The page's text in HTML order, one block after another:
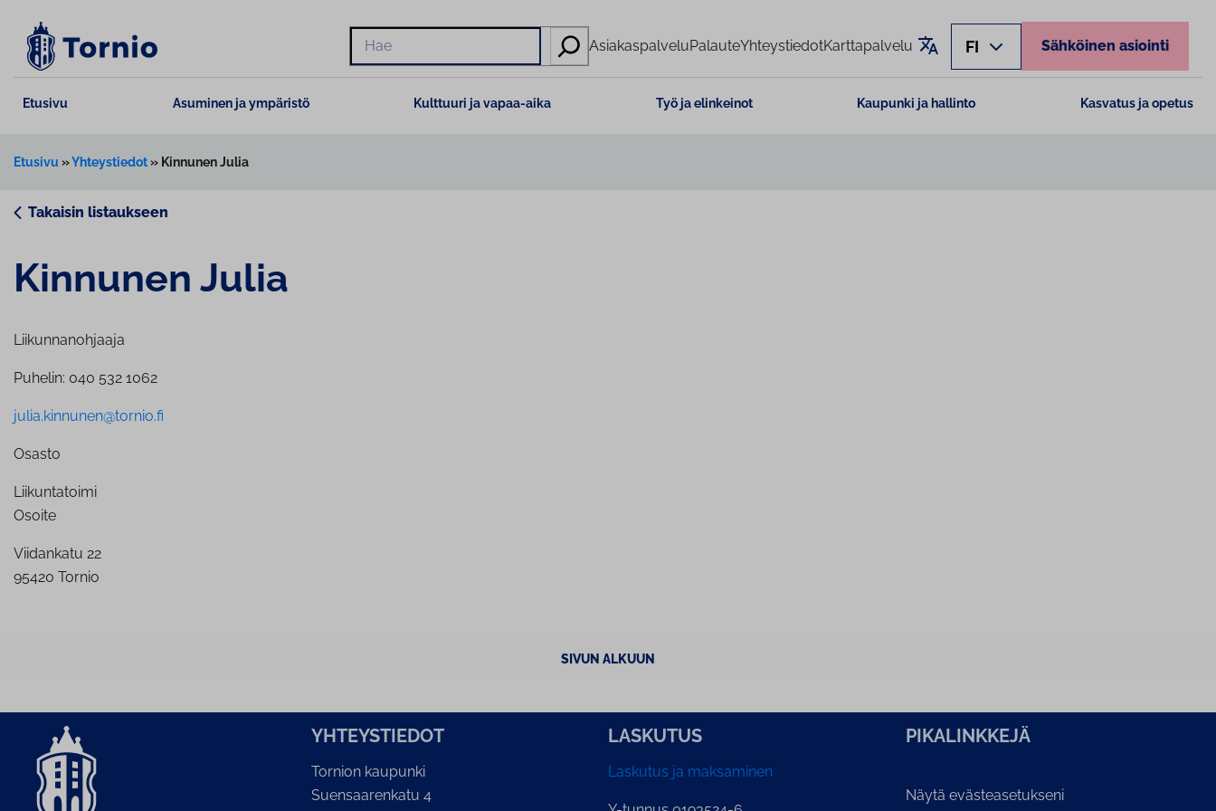
sisältöön
Hae
AsiakaspalveluPalauteYhteystiedotKarttapalvelu Käännä sivu
FI Sähköinen asiointi
Etusivu Asuminen ja ympäristö Kulttuuri ja vapaa-aika Työ ja elinkeinot Kaupunki ja hallinto Kasvatus ja opetus
Etusivu »Yhteystiedot» Kinnunen Julia
Takaisin listaukseen
Kinnunen Julia
Liikunnanohjaaja
Puhelin: 040 532 1062
julia.kinnunen@tornio.fi
Osasto
Liikuntatoimi
Osoite
Viidankatu 22
95420 Tornio
SIVUN ALKUUN
YH­TEYS­TIE­DOT
Tornion kaupunki
Suensaarenkatu 4
LASKUTUS
Laskutus ja maksaminen
PI­KA­LINK­KE­JÄ
Näytä evästeasetukseni